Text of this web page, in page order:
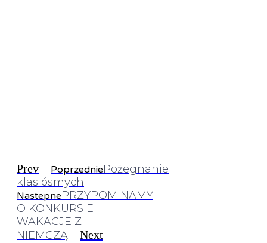
Prev PoprzedniePożegnanie
klas ósmych
NastepnePRZYPOMINAMY
O KONKURSIE
WAKACJE Z
NIEMCZĄ
Next